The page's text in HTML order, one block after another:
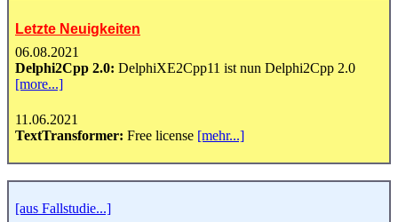
Letzte Neuigkeiten
06.08.2021
Delphi2Cpp 2.0: DelphiXE2Cpp11 ist nun Delphi2Cpp 2.0
[more...]
11.06.2021
TextTransformer: Free license [mehr...]
[aus Fallstudie...]